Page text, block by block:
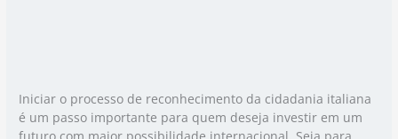
Iniciar o processo de reconhecimento da cidadania italiana
é um passo importante para quem deseja investir em um